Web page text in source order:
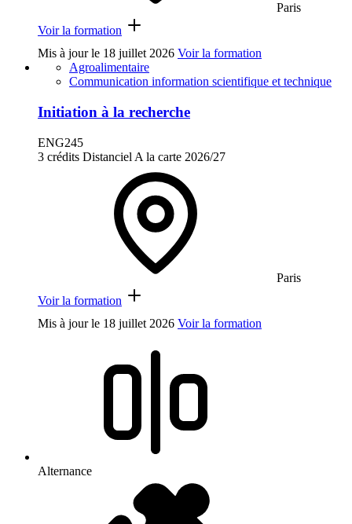
Paris
Voir la formation
Mis à jour le 18 juillet 2026 Voir la formation
Agroalimentaire
Communication information scientifique et technique
Initiation à la recherche
ENG245
3 crédits Distanciel A la carte 2026/27
Paris
Voir la formation
Mis à jour le 18 juillet 2026 Voir la formation
Alternance